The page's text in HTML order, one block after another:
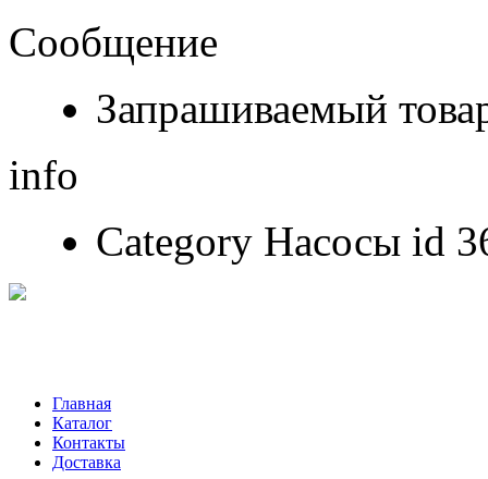
Сообщение
Запрашиваемый
info
Category Насосы id
Главная
Каталог
Контакты
Доставка